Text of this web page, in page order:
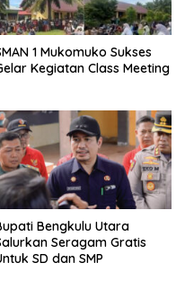
1 Mukomuko Sukses
Kegiatan Class Meeting
Bengkulu Utara
Seragam Gratis
SD dan SMP